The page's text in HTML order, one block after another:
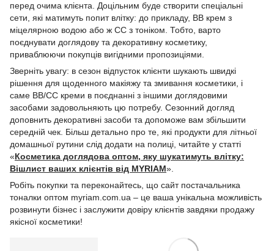
перед очима клієнта. Доцільним буде створити спеціальні
сети, які матимуть попит влітку: до прикладу, ВВ крем з
міцелярною водою або ж СС з тоніком. Тобто, варто
поєднувати доглядову та декоративну косметику,
приваблюючи покупців вигідними пропозиціями.
Зверніть увагу: в сезон відпусток клієнти шукають швидкі
рішення для щоденного макіяжу та змивання косметики, і
саме BB/CC креми в поєднанні з іншими доглядовими
засобами задовольняють цю потребу. Сезонний догляд
доповнить декоративні засоби та допоможе вам збільшити
середній чек. Більш детально про те, які продукти для літньої
домашньої рутини слід додати на полиці, читайте у статті
«Косметика доглядова оптом, яку шукатимуть влітку:
Вішлист ваших клієнтів від MYRIAM».
Робіть покупки та переконайтесь, що сайт постачальника
тоналки оптом myriam.com.ua – це ваша унікальна можливість
розвинути бізнес і заслужити довіру клієнтів завдяки продажу
якісної косметики!